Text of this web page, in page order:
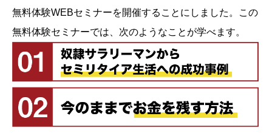
無料体験WEBセミナーを開催することにしました。この
無料体験セミナーでは、次のようなことが学べます。